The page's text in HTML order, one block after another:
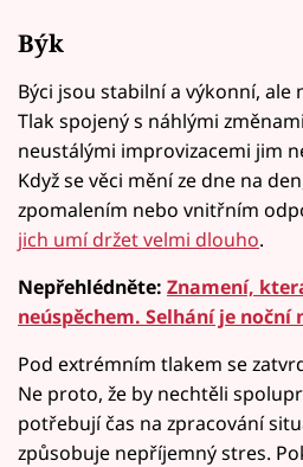
Býk
Býci jsou stabilní a výkonní,
Tlak spojený s náhlými
neustálými improvizacemi jim
Když se věci mění ze dne na
zpomalením nebo vnitřním
jich umí držet velmi dlouho.
Nepřehlédněte: Znamení,
neúspěchem. Selhání je
Pod extrémním tlakem se
Ne proto, že by nechtěli
potřebují čas na zpracování
způsobuje nepříjemný stres.